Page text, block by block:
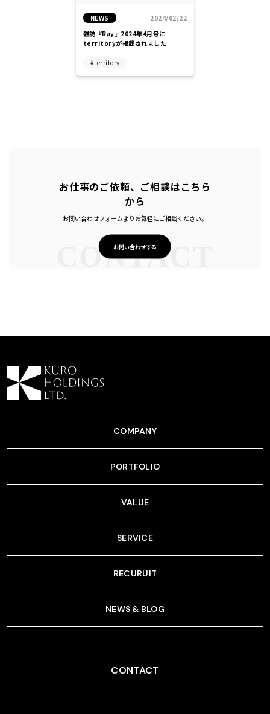
NEWS
2024/02/22
雑誌『Ray』2024年4月号に
territoryが掲載されました
territory
お仕事のご依頼、ご相談はこちら
から
お問い合わせフォームよりお気軽にご相談ください。
お問い合わせする
CONTACT
COMPANY
PORTFOLIO
VALUE
SERVICE
RECURUIT
NEWS & BLOG
CONTACT